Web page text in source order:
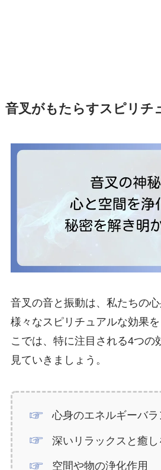
音叉がもたらすスピリチ
音叉の音と振動は、私たちの
様々なスピリチュアルな効果
こでは、特に注目される4つの
見ていきましょう。
心身のエネルギーバ
深いリラックスと癒し
空間や物の浄化作用